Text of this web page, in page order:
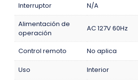
Interruptor
N/A
Alimentación de
operación
AC 127V 60Hz
Control remoto No aplica
Uso Interior